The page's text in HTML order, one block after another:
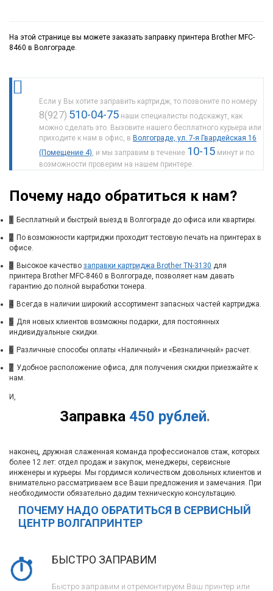
На этой странице вы можете заказать заправку принтера Brother MFC-
8460 в Волгограде.
Если у Вы хотите заправить картридж, то позвоните по номеру
8(927) 510-04-75 наши специалисты подскажут, как
можно сделать это. Вызовите нашего бесплатного курьера или
приходите к нам в офис, в Волгограде, ул. 7-я Гвардейская 16
(Помещение 4) , и мы заправим в течение 10-15 минут и по
возможности проверим на нашем принтере.
Почему надо обратиться к нам?
1 Бесплатный и быстрый выезд в Волгограде до офиса или квартиры.
2 По возможности картриджи проходит тестовую печать на принтерах в
офисе.
3 Высокое качество заправки картриджа Brother TN-3130 для
принтера Brother MFC-8460 в Волгограде, позволяет нам давать
гарантию до полной выработки тонера.
4 Всегда в наличии широкий ассортимент запасных частей картриджа.
5 Для новых клиентов возможны подарки, для постоянных
индивидуальные скидки.
6 Различные способы оплаты «Наличный» и «Безналичный» расчет.
7 Удобное расположение офиса, для получения скидки приезжайте к
нам.
Заправка 450 рублей.
И,
наконец, дружная слаженная команда профессионалов стаж, которых
более 12 лет: отдел продаж и закупок, менеджеры, сервисные
инженеры и курьеры. Мы гордимся количеством довольных клиентов и
внимательно рассматриваем все Ваши предложения и замечания. При
необходимости обязательно дадим техническую консультацию.
ПОЧЕМУ НАДО ОБРАТИТЬСЯ В СЕРВИСНЫЙ
ЦЕНТР ВОЛГАПРИНТЕР
БЫСТРО ЗАПРАВИМ
Быстро заправим и отремонтируем Ваш принтер или